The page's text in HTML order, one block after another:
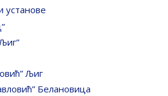
установе
Љиг
Белановица